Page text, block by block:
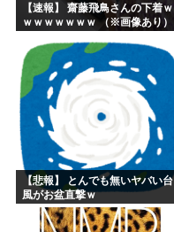
【速報】 齋藤飛鳥さんの下着ｗ
ｗｗｗｗｗｗｗ （※画像あり）
【悲報】 とんでも無いヤバい台
風がお盆直撃ｗ